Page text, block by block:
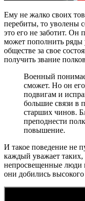
Ему не жалко своих
перебиты, то уволены
это его не заботит.
может пополнить ряды
обществе за свое
получить звание
Военный
сможет. Но он
подвигам и
большие связи в
старших чинов.
преподнести
повышение.
И такое поведение не
каждый уважает
непросвещенные люди
они добились